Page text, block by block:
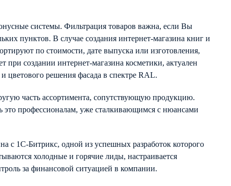
системы. Фильтрация товаров важна, если Вы
пунктов. В случае создания интернет-магазина книг и
по стоимости, дате выпуска или изготовления,
создании интернет-магазина косметики, актуален
цветового решения фасада в спектре RAL.
часть ассортимента, сопутствующую продукцию.
это профессионалам, уже сталкивающимся с нюансами
с 1С-Битрикс, одной из успешных разработок которого
холодные и горячие лиды, настраивается
за финансовой ситуацией в компании.